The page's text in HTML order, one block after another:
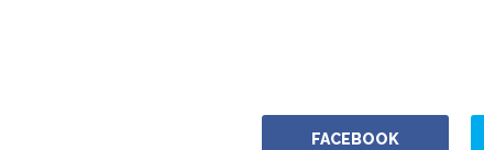
FACEBOOK